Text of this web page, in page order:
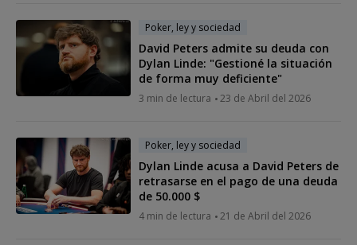
Poker, ley y sociedad
David Peters admite su deuda con
Dylan Linde: "Gestioné la situación
de forma muy deficiente"
3 min de lectura 23 de Abril del 2026
Poker, ley y sociedad
Dylan Linde acusa a David Peters de
retrasarse en el pago de una deuda
de 50.000 $
4 min de lectura 21 de Abril del 2026